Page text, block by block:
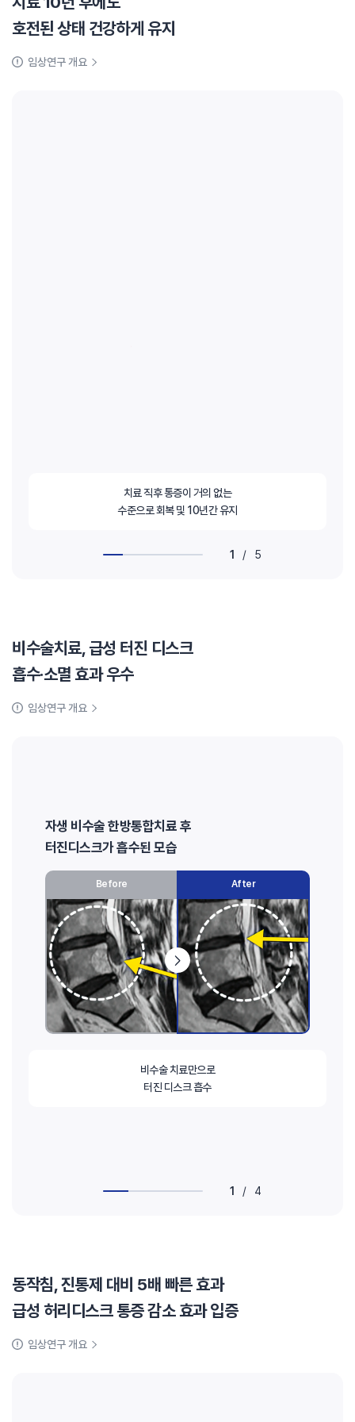
호전된 상태 건강하게 유지
임상연구 개요
치료 직후 통증이 거의 없는
수준으로 회복 및 10년간 유지
1 / 5
비수술치료, 급성 터진 디스크
흡수·소멸 효과 우수
임상연구 개요
자생 비수술 한방통합치료 후
터진디스크가 흡수된 모습
Before After
비수술 치료만으로
터진 디스크 흡수
1 / 4
동작침, 진통제 대비 5배 빠른 효과
급성 허리디스크 통증 감소 효과 입증
임상연구 개요